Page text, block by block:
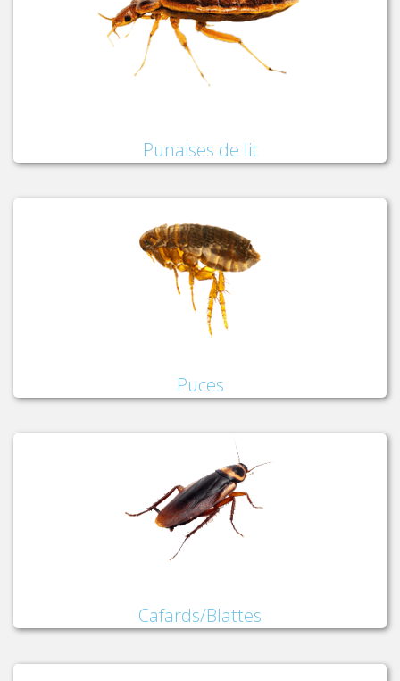
Punaises de lit
Puces
Cafards/Blattes